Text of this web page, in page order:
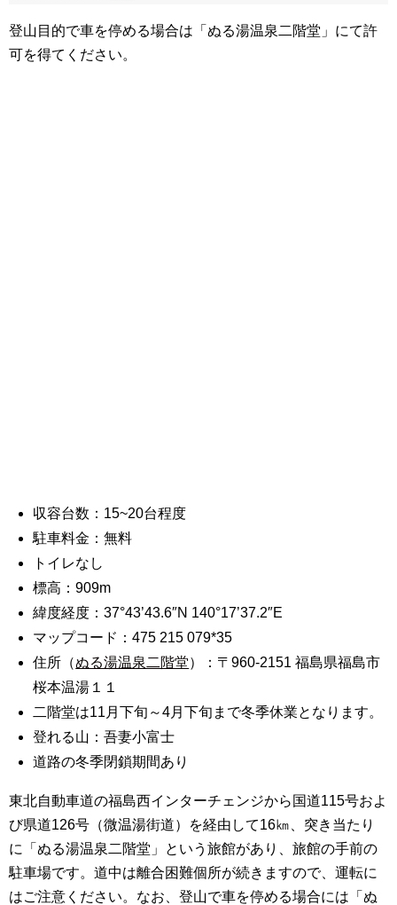
登山目的で車を停める場合は「ぬる湯温泉二階堂」にて許
可を得てください。
収容台数：15~20台程度
駐車料金：無料
トイレなし
標高：909m
緯度経度：37°43’43.6″N 140°17’37.2″E
マップコード：475 215 079*35
住所（ぬる湯温泉二階堂）：〒960-2151 福島県福島市
桜本温湯１１
二階堂は11月下旬～4月下旬まで冬季休業となります。
登れる山：吾妻小富士
道路の冬季閉鎖期間あり
東北自動車道の福島西インターチェンジから国道115号およ
び県道126号（微温湯街道）を経由して16㎞、突き当たり
に「ぬる湯温泉二階堂」という旅館があり、旅館の手前の
駐車場です。道中は離合困難個所が続きますので、運転に
はご注意ください。なお、登山で車を停める場合には「ぬ